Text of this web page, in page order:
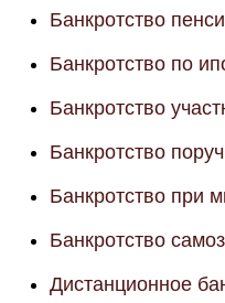
Банкротство
Банкротство по
Банкротство
Банкротство
Банкротство при
Банкротство
Дистанционное